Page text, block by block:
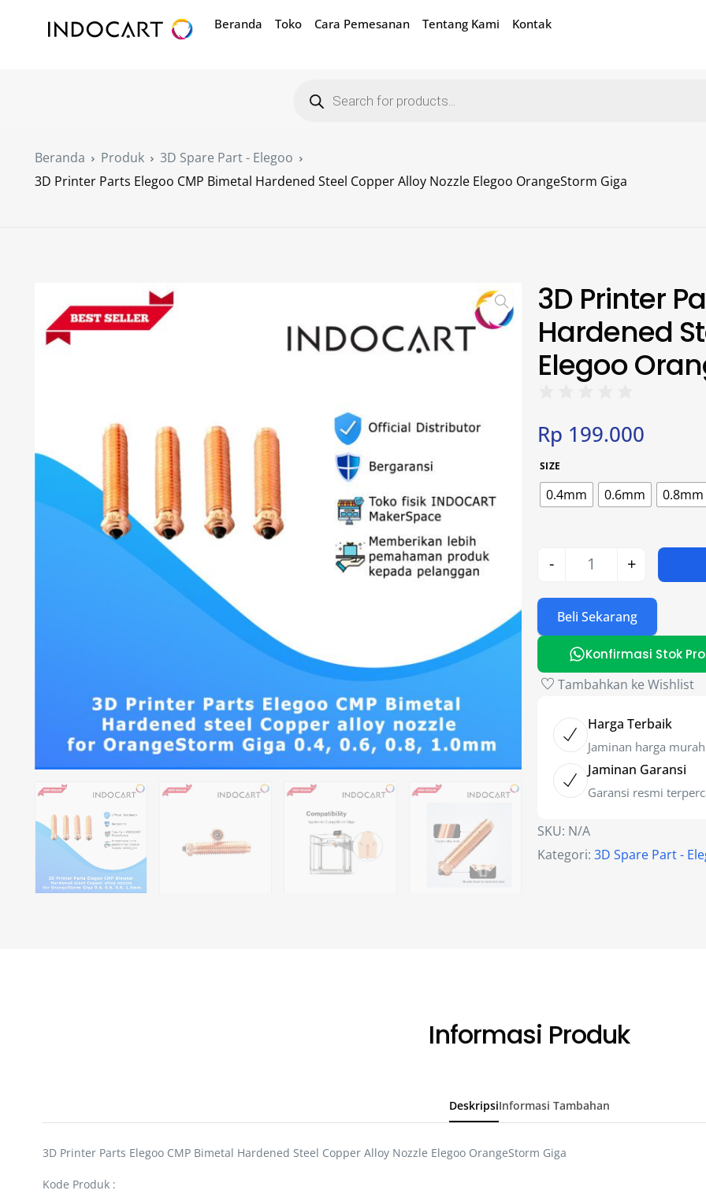
Beranda Toko Cara Pemesanan Tentang Kami Kontak
Beranda Produk
3D Spare Part - Elegoo
3D Printer Parts Elegoo CMP Bimetal Hardened Steel Copper Alloy Nozzle Elegoo OrangeStorm Giga
3D Printer
Hardened
Elegoo
Rp 199.000
SIZE
0.4mm 0.6mm 0.8mm
- +
Beli Sekarang
Konfirmasi Stok
Tambahkan ke Wishlist
Harga Terbaik
Jaminan harga murah
Jaminan Garansi
Garansi resmi
SKU: N/A
Kategori: 3D Spare Part -
Informasi Produk
DeskripsiInformasi Tambahan
3D Printer Parts Elegoo CMP Bimetal Hardened Steel Copper Alloy Nozzle Elegoo OrangeStorm Giga
Kode Produk :